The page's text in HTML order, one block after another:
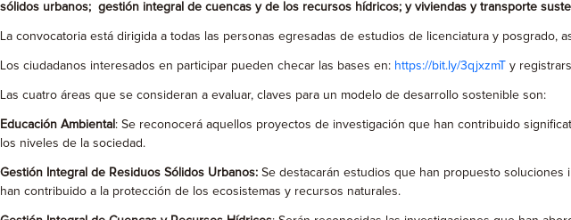
sólidos urbanos; gestión integral de cuencas y de los recursos hídricos; y viviendas y transporte
La convocatoria está dirigida a todas las personas egresadas de estudios de licenciatura y posgrado,
Los ciudadanos interesados en participar pueden checar las bases en: https://bit.ly/3qjxzmT y
Las cuatro áreas que se consideran a evaluar, claves para un modelo de desarrollo sostenible son:
Educación Ambiental : Se reconocerá aquellos proyectos de investigación que han contribuido
los niveles de la sociedad.
Gestión Integral de Residuos Sólidos Urbanos: Se destacarán estudios que han propuesto
han contribuido a la protección de los ecosistemas y recursos naturales.